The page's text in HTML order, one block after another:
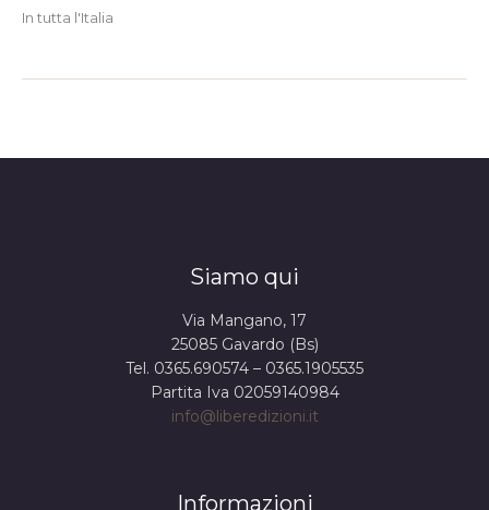
In tutta l'Italia
Siamo qui
Via Mangano, 17
25085 Gavardo (Bs)
Tel. 0365.690574 – 0365.1905535
Partita Iva 02059140984
info@liberedizioni.it
Informazioni